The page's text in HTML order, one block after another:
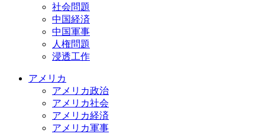
社会問題
中国経済
中国軍事
人権問題
浸透工作
アメリカ
アメリカ政治
アメリカ社会
アメリカ経済
アメリカ軍事